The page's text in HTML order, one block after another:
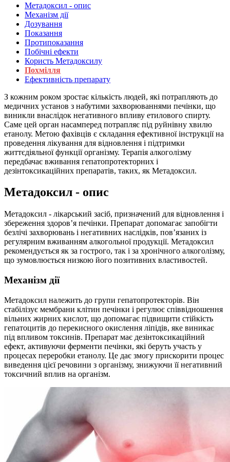
Метадоксил - опис
Механізм дії
Дозування
Показання
Протипоказання
Побічні ефекти
Користь Метадоксилу
Похмілля
Ефективність препарату
З кожним роком зростає кількість людей, які потрапляють до
медичних установ з набутими захворюваннями печінки, що
виникли внаслідок негативного впливу етилового спирту.
Саме цей орган насамперед потрапляє під руйнівну хвилю
етанолу. Метою фахівців є складання ефективної інструкції на
проведення лікування для відновлення і підтримки
життєдіяльної функції організму. Терапія алкоголізму
передбачає вживання гепатопротекторних і
дезінтоксикаційних препаратів, таких, як Метадоксил.
Метадоксил - опис
Метадоксил - лікарський засіб, призначений для відновлення і
збереження здоров’я печінки. Препарат допомагає запобігти
безлічі захворювань і негативних наслідків, пов’язаних із
регулярним вживанням алкогольної продукції. Метадоксил
рекомендується як за гострого, так і за хронічного алкоголізму,
що зумовлюється низкою його позитивних властивостей.
Механізм дії
Метадоксил належить до групи гепатопротекторів. Він
стабілізує мембрани клітин печінки і регулює співвідношення
вільних жирних кислот, що допомагає підвищити стійкість
гепатоцитів до перекисного окислення ліпідів, яке виникає
під впливом токсинів. Препарат має дезінтоксикаційний
ефект, активуючи ферменти печінки, які беруть участь у
процесах переробки етанолу. Це дає змогу прискорити процес
виведення цієї речовини з організму, знижуючи її негативний
токсичний вплив на організм.